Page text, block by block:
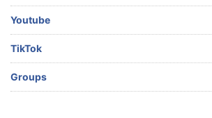
Youtube
TikTok
Groups